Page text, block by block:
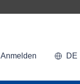
Anmelden DE